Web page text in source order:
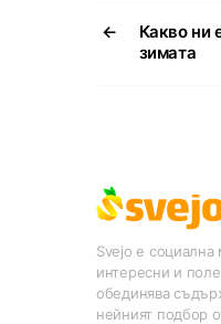
←
Какво ни
зимата
Svejo е
интересни и
обединява
нейният подбор